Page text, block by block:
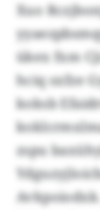
Xuo
ükex fxm
hciq sxfze
koksb
zspu